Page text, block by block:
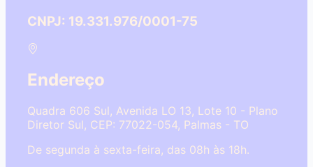
CNPJ: 19.331.976/0001-75
Endereço
Quadra 606 Sul, Avenida LO 13, Lote 10 - Plano
Diretor Sul, CEP: 77022-054, Palmas - TO
De segunda à sexta-feira, das 08h às 18h.